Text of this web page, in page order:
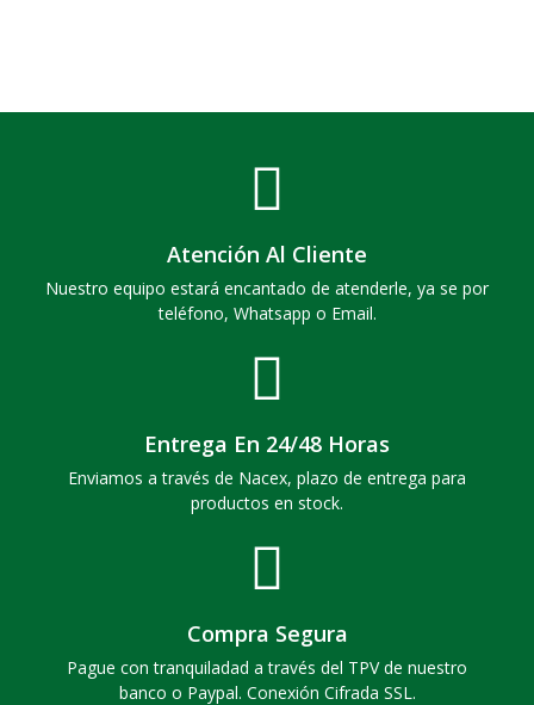
Atención Al Cliente
Nuestro equipo estará encantado de atenderle, ya se por
teléfono, Whatsapp o Email.
Entrega En 24/48 Horas
Enviamos a través de Nacex, plazo de entrega para
productos en stock.
Compra Segura
Pague con tranquiladad a través del TPV de nuestro
banco o Paypal. Conexión Cifrada SSL.